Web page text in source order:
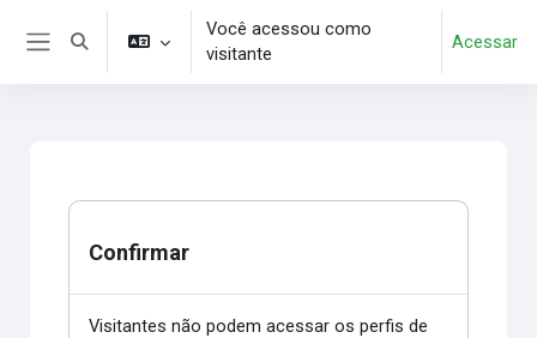
Ir para o conteúdo principal
Alternar entrada de pesquisa
Você acessou como
visitante
Acessar
Confirmar
Visitantes não podem acessar os perfis de